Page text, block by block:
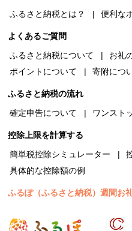
ふるさと納税とは？
便利な
よくあるご質問
ふるさと納税について
お礼
ポイントについて
寄附につ
ふるさと納税の流れ
確定申告について
ワンスト
控除上限を計算する
簡単税控除シミュレーター
具体的な控除額の例
ふるぽ（ふるさと納税）週間お